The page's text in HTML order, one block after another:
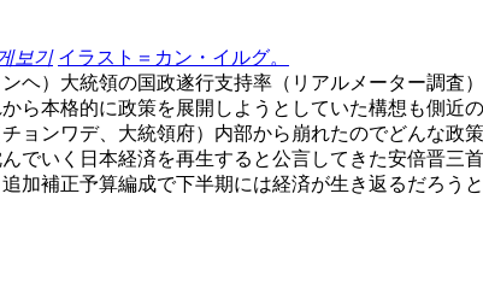
보기 イラスト＝カン・イルグ。
）大統領の国政遂行支持率（リアルメーター調査
本格的に政策を展開しようとしていた構想も側近
ョンワデ、大統領府）内部から崩れたのでどんな政
でいく日本経済を再生すると公言してきた安倍晋三
加補正予算編成で下半期には経済が生き返るだろう